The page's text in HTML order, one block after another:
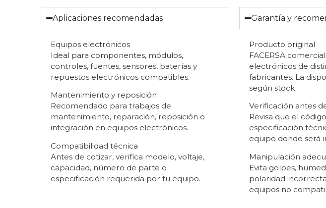
Aplicaciones recomendadas
Equipos electrónicos
Ideal para componentes, módulos,
controles, fuentes, sensores, baterías y
repuestos electrónicos compatibles.
Mantenimiento y reposición
Recomendado para trabajos de
mantenimiento, reparación, reposición o
integración en equipos electrónicos.
Compatibilidad técnica
Antes de cotizar, verifica modelo, voltaje,
capacidad, número de parte o
especificación requerida por tu equipo.
Garantía y
Producto original
FACERSA
electrónicos de
fabricantes. La
según stock.
Verificación antes
Revisa que el
especificación
equipo donde será
Manipulación
Evita golpes,
polaridad
equipos no